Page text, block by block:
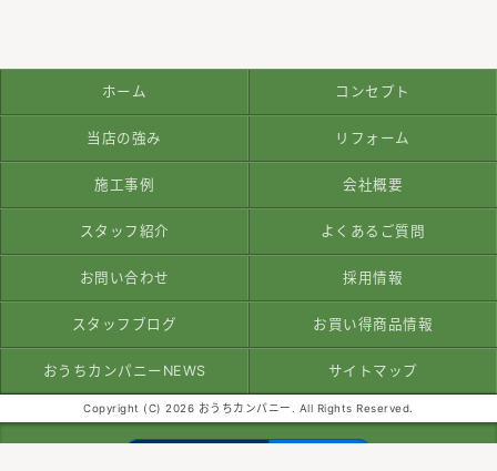
ホーム コンセプト
当店の強み リフォーム
施工事例 会社概要
スタッフ紹介 よくあるご質問
お問い合わせ 採用情報
スタッフブログ お買い得商品情報
おうちカンパニーNEWS サイトマップ
Copyright (C) 2026 おうちカンパニー. All Rights Reserved.